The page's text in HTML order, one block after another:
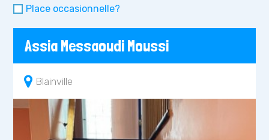
Place occasionnelle?
Assia Messaoudi Moussi
Blainville